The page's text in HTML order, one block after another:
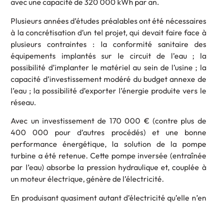
avec une capacité de 320 000 kWh par an.
Plusieurs années d’études préalables ont été nécessaires
à la concrétisation d’un tel projet, qui devait faire face à
plusieurs contraintes : la conformité sanitaire des
équipements implantés sur le circuit de l’eau ; la
possibilité d’implanter le matériel au sein de l’usine ; la
capacité d’investissement modéré du budget annexe de
l’eau ; la possibilité d’exporter l’énergie produite vers le
réseau.
Avec un investissement de 170 000 € (contre plus de
400 000 pour d’autres procédés) et une bonne
performance énergétique, la solution de la pompe
turbine a été retenue. Cette pompe inversée (entraînée
par l’eau) absorbe la pression hydraulique et, couplée à
un moteur électrique, génère de l’électricité.
En produisant quasiment autant d’électricité qu’elle n’en